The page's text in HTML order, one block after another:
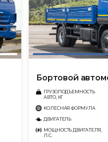
Бортовой
ГРУЗОПОДЪЕМНОСТЬ
АВТО, КГ
КОЛЕСНАЯ ФОРМУЛА
ДВИГАТЕЛЬ
МОЩНОСТЬ ДВИГАТЕЛЯ,
Л.С.